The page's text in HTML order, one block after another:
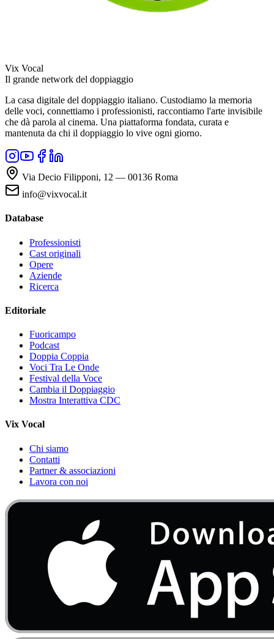
Vix Vocal
Il grande network del doppiaggio
La casa digitale del doppiaggio italiano. Custodiamo la memoria
delle voci, connettiamo i professionisti, raccontiamo l'arte invisibile
che dà parola al cinema. Una piattaforma fondata, curata e
mantenuta da chi il doppiaggio lo vive ogni giorno.
Via Decio Filipponi, 12 — 00136 Roma
info@vixvocal.it
Database
Professionisti
Cast originali
Opere
Aziende
Ricerca
Editoriale
Fuoricampo
Podcast
Doppia Coppia
Voci Tra Le Onde
Festival della Voce
Cambia il Doppiaggio
Mostra Interattiva CDC
Vix Vocal
Chi siamo
Contatti
Partner & associazioni
Lavora con noi